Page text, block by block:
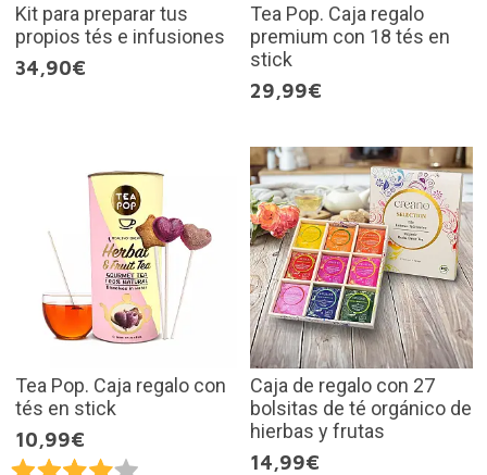
Kit para preparar tus
propios tés e infusiones
34,90€
Tea Pop. Caja regalo
premium con 18 tés en
stick
29,99€
Tea Pop. Caja regalo con
tés en stick
10,99€
Caja de regalo con 27
bolsitas de té orgánico de
hierbas y frutas
14,99€